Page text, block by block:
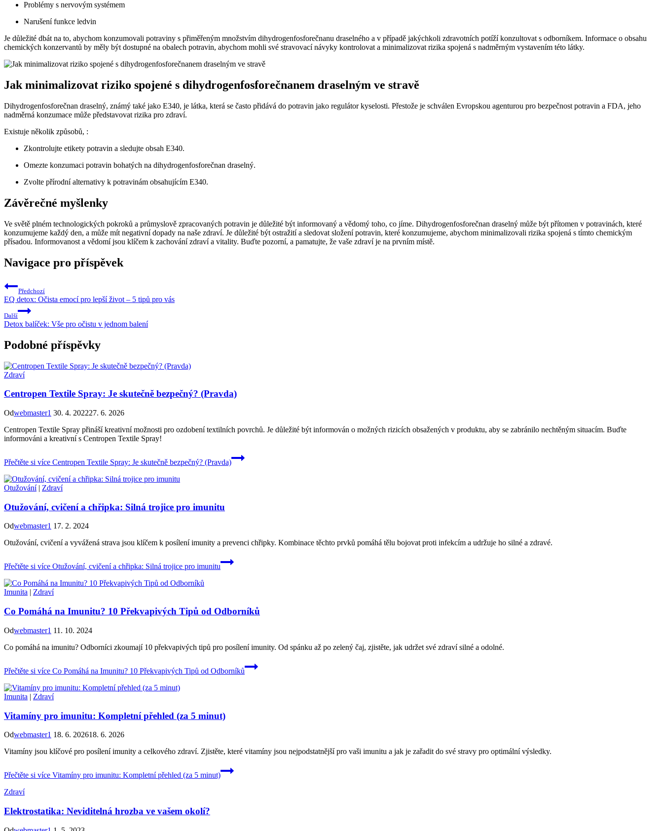
Problémy s nervovým systémem
Narušení funkce ledvin
Je důležité dbát na to, abychom konzumovali potraviny s přiměřeným množstvím dihydrogenfosforečnanu draselného a v případě jakýchkoli zdravotních potíží konzultovat s odborníkem. Informace o obsahu
chemických konzervantů by měly být dostupné na obalech potravin, abychom mohli své stravovací návyky kontrolovat a minimalizovat rizika spojená s nadměrným vystavením této látky.
Jak minimalizovat riziko spojené s dihydrogenfosforečnanem draselným ve stravě
Dihydrogenfosforečnan draselný, známý také jako E340, je látka, která se často přidává do potravin jako regulátor kyselosti. Přestože je schválen Evropskou agenturou pro bezpečnost potravin a FDA, jeho
nadměrná konzumace může představovat rizika pro zdraví.
Existuje několik způsobů, :
Zkontrolujte etikety potravin a sledujte obsah E340.
Omezte konzumaci potravin bohatých na dihydrogenfosforečnan draselný.
Zvolte přírodní alternativy k potravinám obsahujícím E340.
Závěrečné myšlenky
Ve světě plném technologických pokroků a průmyslově zpracovaných potravin je důležité být informovaný a vědomý toho, co jíme. Dihydrogenfosforečnan draselný může být přítomen v potravinách, které
konzumujeme každý den, a může mít negativní dopady na naše zdraví. Je důležité být ostražití a sledovat složení potravin, které konzumujeme, abychom minimalizovali rizika spojená s tímto chemickým
přísadou. Informovanost a vědomí jsou klíčem k zachování zdraví a vitality. Buďte pozorní, a pamatujte, že vaše zdraví je na prvním místě.
Navigace pro příspěvek
Předchozí
EQ detox: Očista emocí pro lepší život – 5 tipů pro vás
Další
Detox balíček: Vše pro očistu v jednom balení
Podobné příspěvky
Zdraví
Centropen Textile Spray: Je skutečně bezpečný? (Pravda)
Odwebmaster1 30. 4. 202227. 6. 2026
Centropen Textile Spray přináší kreativní možnosti pro ozdobení textilních povrchů. Je důležité být informován o možných rizicích obsažených v produktu, aby se zabránilo nechtěným situacím. Buďte
informováni a kreativní s Centropen Textile Spray!
Přečtěte si více Centropen Textile Spray: Je skutečně bezpečný? (Pravda)
Otužování| Zdraví
Otužování, cvičení a chřipka: Silná trojice pro imunitu
Odwebmaster1 17. 2. 2024
Otužování, cvičení a vyvážená strava jsou klíčem k posílení imunity a prevenci chřipky. Kombinace těchto prvků pomáhá tělu bojovat proti infekcím a udržuje ho silné a zdravé.
Přečtěte si více Otužování, cvičení a chřipka: Silná trojice pro imunitu
Imunita | Zdraví
Co Pomáhá na Imunitu? 10 Překvapivých Tipů od Odborníků
Odwebmaster1 11. 10. 2024
Co pomáhá na imunitu? Odborníci zkoumají 10 překvapivých tipů pro posílení imunity. Od spánku až po zelený čaj, zjistěte, jak udržet své zdraví silné a odolné.
Přečtěte si více Co Pomáhá na Imunitu? 10 Překvapivých Tipů od Odborníků
Imunita | Zdraví
Vitamíny pro imunitu: Kompletní přehled (za 5 minut)
Odwebmaster1 18. 6. 202618. 6. 2026
Vitamíny jsou klíčové pro posílení imunity a celkového zdraví. Zjistěte, které vitamíny jsou nejpodstatnější pro vaši imunitu a jak je zařadit do své stravy pro optimální výsledky.
Přečtěte si více Vitamíny pro imunitu: Kompletní přehled (za 5 minut)
Zdraví
Elektrostatika: Neviditelná hrozba ve vašem okolí?